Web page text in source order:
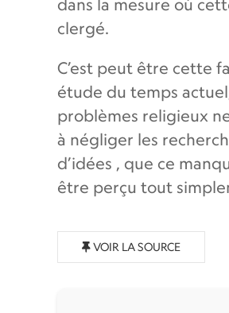
dans la mesure où
clergé.
C’est peut être cette
étude du temps
problèmes religieux
à négliger les
d’idées , que ce
être perçu tout
VOIR LA SOURCE